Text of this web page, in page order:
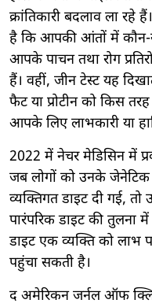
क्रांतिकारी बदलाव ला रहे
है कि आपकी आंतों में कौन-से
आपके पाचन तथा रोग
हैं। वहीं, जीन टेस्ट यह
फैट या प्रोटीन को किस
आपके लिए लाभकारी या
2022 में नेचर मेडिसिन में
जब लोगों को उनके जेनेटिक
व्यक्तिगत डाइट दी गई,
पारंपरिक डाइट की तुलना
डाइट एक व्यक्ति को लाभ
पहुंचा सकती है।
द अमेरिकन जर्नल ऑफ